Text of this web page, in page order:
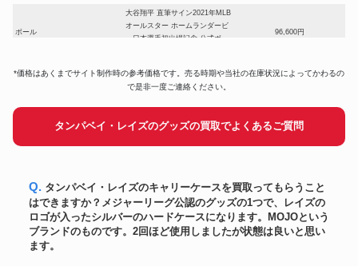
ボール
大谷翔平 直筆サイン2021年MLB
オールスター ホームランダービ
ー日本選手初出場記念 公式ボー
96,600円
カード
BBM 2023 ICONS SAMURAI
山本由伸 直筆サイン
41,000円
WAY All STAR」書込み公式ボー
ユニフォーム
オーセンティック！大谷翔平
2022年MLBオールスター・ユニ
フォーム ナイキ社製
ボール
*価格はあくまでサイト制作時の参考価格です。売る時期や当社の在庫状況によってかわるの
で是非一度ご連絡ください。
タンパベイ・レイズのグッズの買取でよくあるご質問
Q. タンパベイ・レイズのキャリーケースを買取ってもらうこと
はできますか？メジャーリーグ公認のグッズの1つで、レイズの
ロゴが入ったシルバーのハードケースになります。MOJOという
ブランドのものです。2回ほど使用しましたが状態は良いと思い
ます。